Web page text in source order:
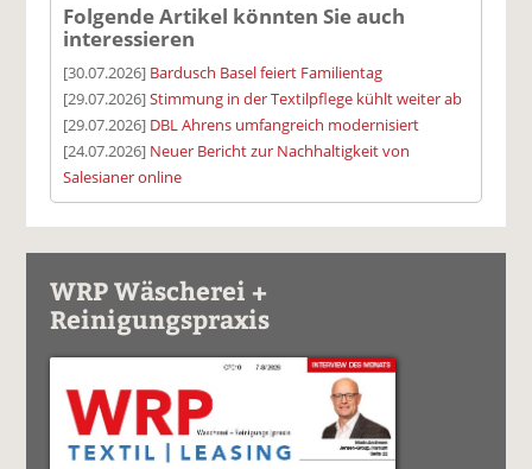
Folgende Artikel könnten Sie auch
interessieren
[30.07.2026] Bardusch Basel feiert Familientag
[29.07.2026]Stimmung in der Textilpflege kühlt weiter ab
[29.07.2026] DBL Ahrens umfangreich modernisiert
[24.07.2026] Neuer Bericht zur Nachhaltigkeit von
Salesianer online
WRP Wäscherei +
Reinigungspraxis